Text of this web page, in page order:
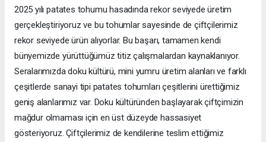
2025 yılı patates tohumu hasadında rekor seviyede üretim
gerçekleştiriyoruz ve bu tohumlar sayesinde de çiftçilerimiz
rekor seviyede ürün alıyorlar. Bu başarı, tamamen kendi
bünyemizde yürüttüğümüz titiz çalışmalardan kaynaklanıyor.
Seralarımızda doku kültürü, mini yumru üretim alanları ve farklı
çeşitlerde sanayi tipi patates tohumları çeşitlerini ürettiğimiz
geniş alanlarımız var. Doku kültüründen başlayarak çiftçimizin
mağdur olmaması için en üst düzeyde hassasiyet
gösteriyoruz. Çiftçilerimiz de kendilerine teslim ettiğimiz